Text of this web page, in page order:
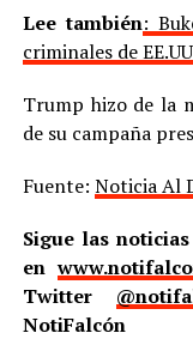
Lee también:
criminales de
Trump hizo de la
de su campaña
Fuente: Noticia Al
Sigue las
en
Twitter
NotiFalcón